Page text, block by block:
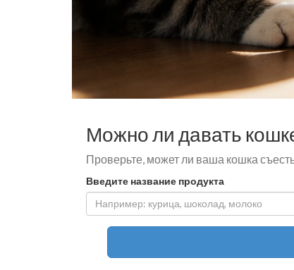
Можно ли давать
Проверьте, может ли ваша кошка
Введите название продукта